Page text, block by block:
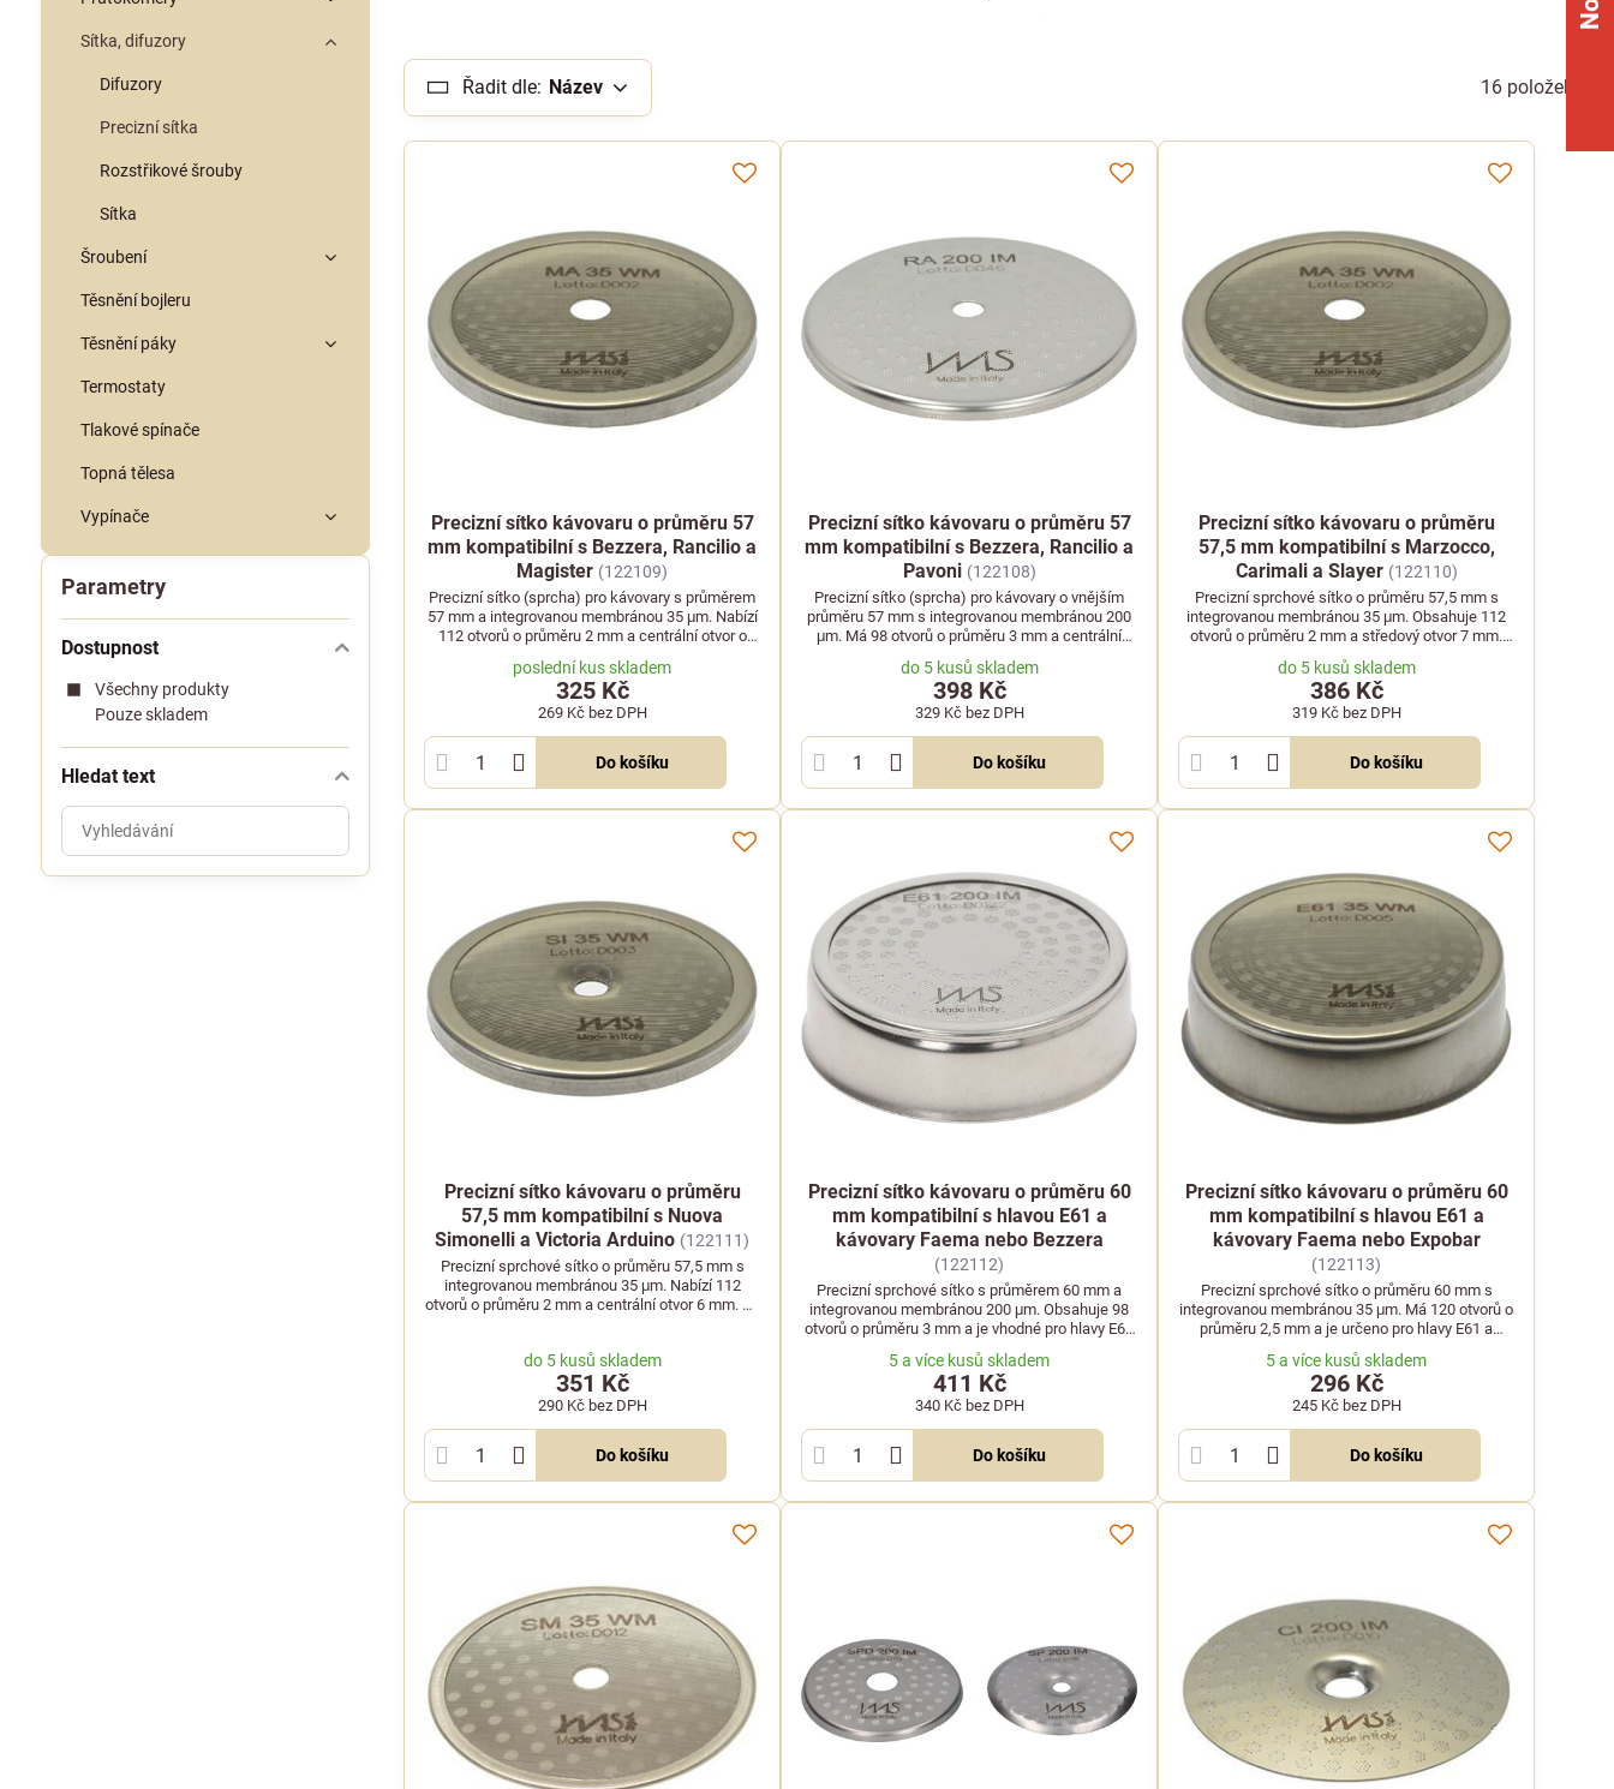
Řadit dle: Název 16 položek
Precizní sítko kávovaru o průměru 57
mm kompatibilní s Bezzera, Rancilio a
Magister (122109)
Precizní sítko (sprcha) pro kávovary s průměrem
57 mm a integrovanou membránou 35 μm. Nabízí
112 otvorů o průměru 2 mm a centrální otvor o
Bezzera, Rancilio a dalšími.
poslední kus skladem
325 Kč
269 Kč bez DPH
Do košíku
Precizní sítko kávovaru o průměru 57
mm kompatibilní s Bezzera, Rancilio a
Pavoni (122108)
Precizní sítko (sprcha) pro kávovary o vnějším
průměru 57 mm s integrovanou membránou 200
μm. Má 98 otvorů o průměru 3 mm a centrální
otvor 5,5 mm. Je vhodné pro kávovary Bezzera,
Rancilio, Pavoni a další kompatibilní značky.
do 5 kusů skladem
398 Kč
329 Kč bez DPH
Do košíku
Precizní sítko kávovaru o průměru
57,5 mm kompatibilní s Marzocco,
Carimali a Slayer (122110)
Precizní sprchové sítko o průměru 57,5 mm s
integrovanou membránou 35 μm. Obsahuje 112
otvorů o průměru 2 mm a středový otvor 7 mm.
Vhodné pro kávovary Marzocco, Carimali, Slayer a
Synesso.
do 5 kusů skladem
386 Kč
319 Kč bez DPH
Do košíku
Precizní sítko kávovaru o průměru
57,5 mm kompatibilní s Nuova
Simonelli a Victoria Arduino (122111)
Precizní sprchové sítko o průměru 57,5 mm s
integrovanou membránou 35 μm. Nabízí 112
otvorů o průměru 2 mm a centrální otvor 6 mm. Je
do 5 kusů skladem
351 Kč
290 Kč bez DPH
Do košíku
Precizní sítko kávovaru o průměru 60
mm kompatibilní s hlavou E61 a
kávovary Faema nebo Bezzera
(122112)
Precizní sprchové sítko s průměrem 60 mm a
integrovanou membránou 200 μm. Obsahuje 98
otvorů o průměru 3 mm a je vhodné pro hlavy E61
a kávovary Faema, Bezzera, Wega a další.
5 a více kusů skladem
411 Kč
340 Kč bez DPH
Do košíku
Precizní sítko kávovaru o průměru 60
mm kompatibilní s hlavou E61 a
kávovary Faema nebo Expobar
(122113)
Precizní sprchové sítko o průměru 60 mm s
integrovanou membránou 35 μm. Má 120 otvorů o
průměru 2,5 mm a je určeno pro hlavy E61 a
kávovary Faema, Bezzera, Expobar a další.
5 a více kusů skladem
296 Kč
245 Kč bez DPH
Do košíku
Parametry
Dostupnost
Všechny produkty
Pouze skladem
Hledat text
Prohledat
výsledky
filtru
Sítka, difuzory
Difuzory
Precizní sítka
Rozstřikové šrouby
Sítka
Šroubení
Těsnění bojleru
Těsnění páky
Termostaty
Tlakové spínače
Topná tělesa
Vypínače